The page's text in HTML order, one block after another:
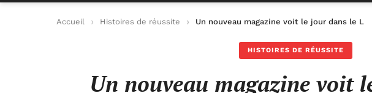
Accueil Histoires de réussite Un nouveau magazine voit le jour dans le
HISTOIRES DE RÉUSSITE
Un nouveau magazine voit